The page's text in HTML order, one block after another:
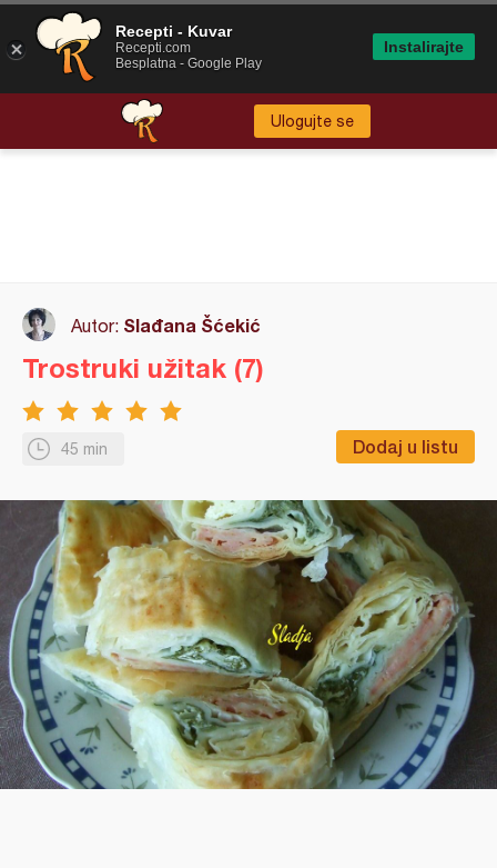
Ulogujte se
Autor: Slađana Šćekić
45 min Dodaj u listu
Trostruki užitak (7)
Recepti - Kuvar
Recepti.com
Besplatna - Google Play
Instalirajte